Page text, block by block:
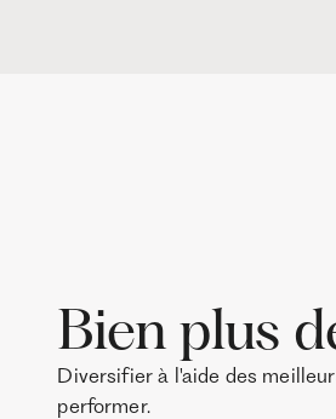
Bien plus
Diversifier à l'aide des
performer.